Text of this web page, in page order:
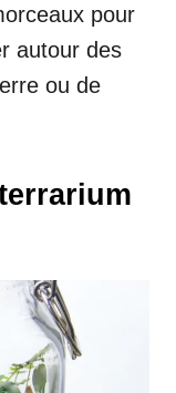
pour
autour des
ou de